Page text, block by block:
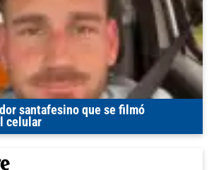
santafesino que se filmó
celular